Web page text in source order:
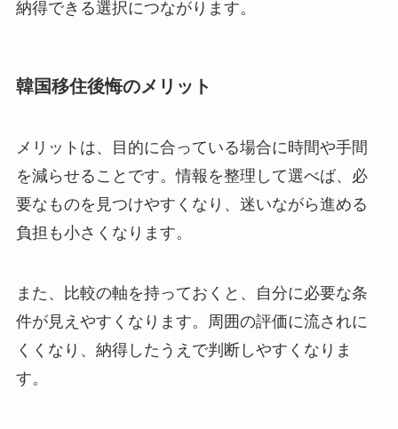
納得できる選択につながります。
韓国移住後悔のメリット
メリットは、目的に合っている場合に時間や手間
を減らせることです。情報を整理して選べば、必
要なものを見つけやすくなり、迷いながら進める
負担も小さくなります。
また、比較の軸を持っておくと、自分に必要な条
件が見えやすくなります。周囲の評価に流されに
くくなり、納得したうえで判断しやすくなりま
す。